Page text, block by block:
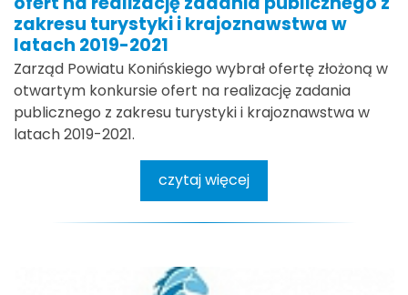
zakresu turystyki i krajoznawstwa w
latach 2019-2021
Zarząd Powiatu Konińskiego wybrał ofertę złożoną w
otwartym konkursie ofert na realizację zadania
publicznego z zakresu turystyki i krajoznawstwa w
latach 2019-2021.
czytaj więcej